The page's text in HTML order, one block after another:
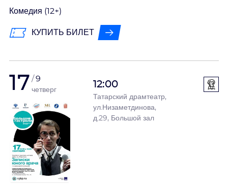
ИСӘНБӘТ
Комедия (12+)
КУПИТЬ БИЛЕТ
17 9
четверг
12:00
Татарский драмтеатр,
ул.Низаметдинова,
д.29, Большой зал